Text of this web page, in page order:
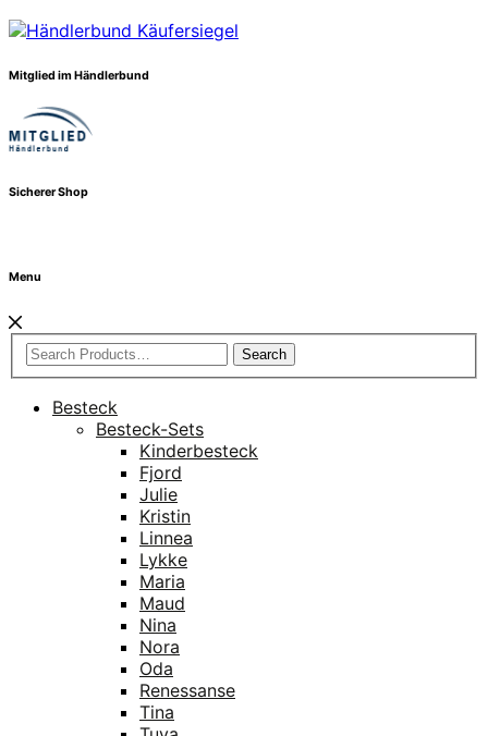
Mitglied im Händlerbund
Sicherer Shop
Menu
Search
Besteck
Besteck-Sets
Kinderbesteck
Fjord
Julie
Kristin
Linnea
Lykke
Maria
Maud
Nina
Nora
Oda
Renessanse
Tina